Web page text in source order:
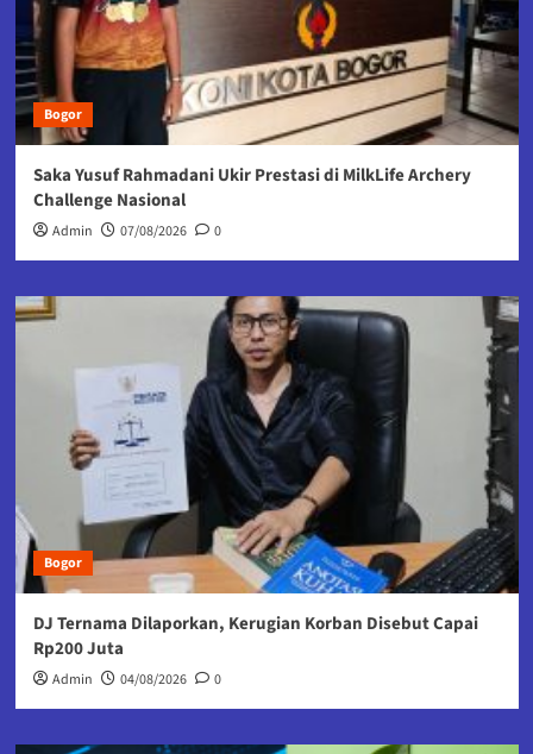
Bogor
Saka Yusuf Rahmadani Ukir Prestasi di MilkLife Archery
Challenge Nasional
Admin 07/08/2026 0
Bogor
DJ Ternama Dilaporkan, Kerugian Korban Disebut Capai
Rp200 Juta
Admin 04/08/2026 0